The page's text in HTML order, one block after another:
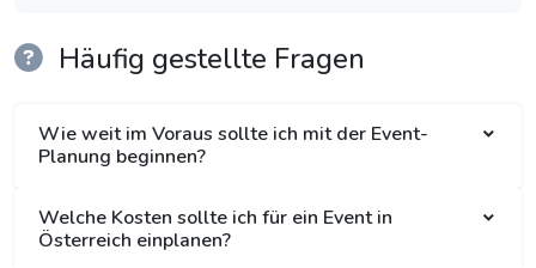
Häufig gestellte Fragen
Wie weit im Voraus sollte ich mit der Event-
Planung beginnen?
Welche Kosten sollte ich für ein Event in
Österreich einplanen?